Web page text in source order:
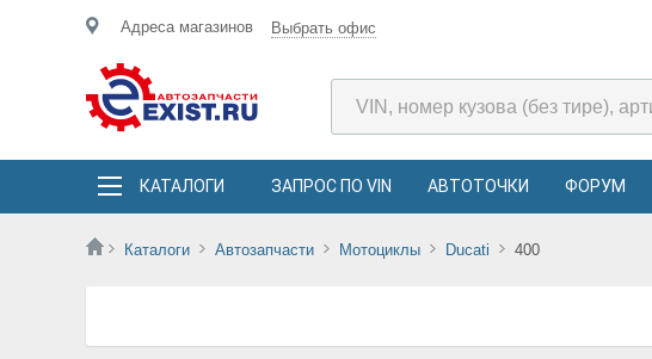
Адреса магазинов Выбрать офис
КАТАЛОГИ ЗАПРОС ПО VIN АВТОТОЧКИ ФОРУМ
Каталоги Автозапчасти Мотоциклы Ducati 400